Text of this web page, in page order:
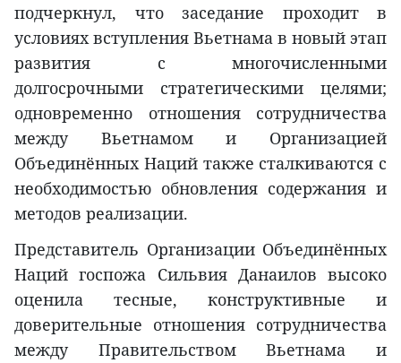
подчеркнул, что заседание проходит в
условиях вступления Вьетнама в новый этап
развития с многочисленными
долгосрочными стратегическими целями;
одновременно отношения сотрудничества
между Вьетнамом и Организацией
Объединённых Наций также сталкиваются с
необходимостью обновления содержания и
методов реализации.
Представитель Организации Объединённых
Наций госпожа Сильвия Данаилов высоко
оценила тесные, конструктивные и
доверительные отношения сотрудничества
между Правительством Вьетнама и